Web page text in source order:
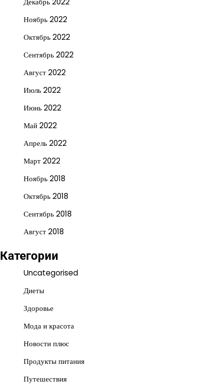
Ноябрь 2022
Октябрь 2022
Сентябрь 2022
Август 2022
Июль 2022
Июнь 2022
Май 2022
Апрель 2022
Март 2022
Ноябрь 2018
Октябрь 2018
Сентябрь 2018
Август 2018
Категории
Uncategorised
Диеты
Здоровье
Мода и красота
Новости плюс
Продукты питания
Путешествия